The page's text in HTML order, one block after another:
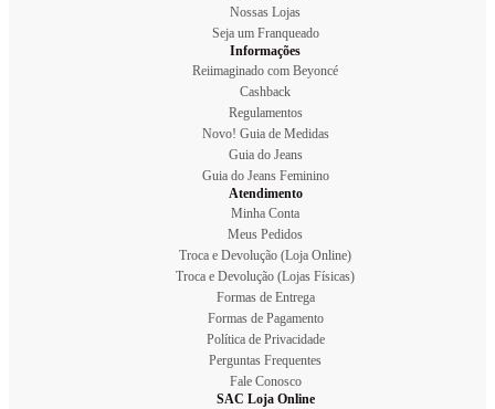
Nossas Lojas
Seja um Franqueado
Informações
Reiimaginado com Beyoncé
Cashback
Regulamentos
Novo! Guia de Medidas
Guia do Jeans
Guia do Jeans Feminino
Atendimento
Minha Conta
Meus Pedidos
Troca e Devolução (Loja Online)
Troca e Devolução (Lojas Físicas)
Formas de Entrega
Formas de Pagamento
Política de Privacidade
Perguntas Frequentes
Fale Conosco
SAC Loja Online